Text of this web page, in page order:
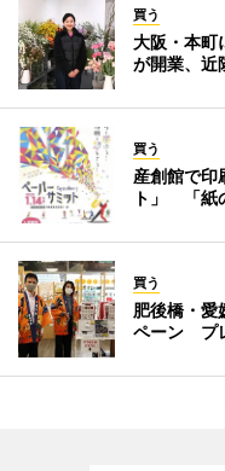
買う
大阪・本
が開業、近
買う
産創館で印
ト」 「紙
買う
肥後橋・愛
ペーン プ